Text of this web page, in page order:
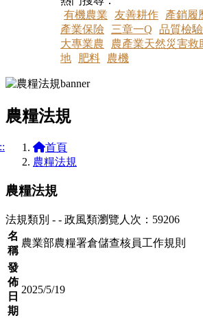
有機農業
友善耕作 產銷履
產業保險
三章一Q 品質檢驗
大專業農
農產業天然災害救
地
肥料 農機
農糧法規
首頁
農糧法規
農糧法規
法規類別 - - 政風類瀏覽人次：59206
名
稱
農業部農糧署倉儲查核員工作規則
發
佈
日
期
2025/5/19